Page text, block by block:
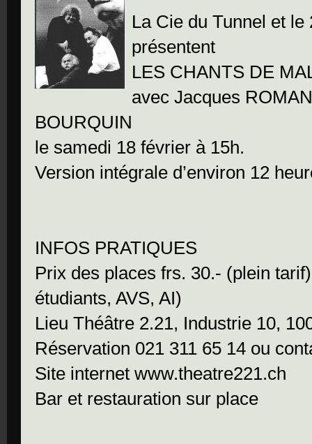
La Cie du Tunnel et le
présentent
LES CHANTS DE
avec Jacques
BOURQUIN
le samedi 18 février à 15h.
Version intégrale d’environ 12
INFOS PRATIQUES
Prix des places frs. 30.- (plein
étudiants, AVS, AI)
Lieu Théâtre 2.21, Industrie 10,
Réservation 021 311 65 14 ou
Site internet www.theatre221.ch
Bar et restauration sur place